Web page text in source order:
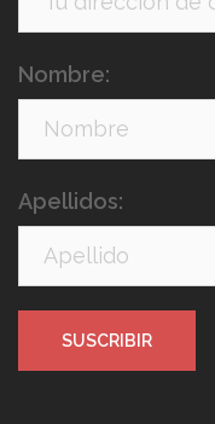
Nombre:
Apellidos: